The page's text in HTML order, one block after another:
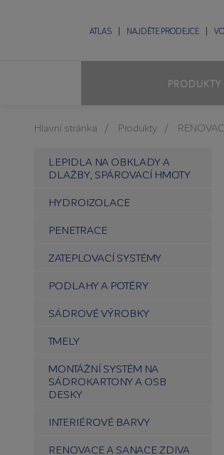
ATLAS NAJDĚTE PRODEJCE
PRODUKTY
Hlavní stránka Produkty
LEPIDLA NA OBKLADY A
DLAŽBY, SPÁROVACÍ HMOTY
HYDROIZOLACE
PENETRACE
ZATEPLOVACÍ SYSTÉMY
PODLAHY A POTĚRY
SÁDROVÉ VÝROBKY
TMELY
MONTÁŽNÍ SYSTÉM NA
SÁDROKARTONY A OSB
DESKY
INTERIÉROVÉ BARVY
RENOVACE A SANACE ZDIVA